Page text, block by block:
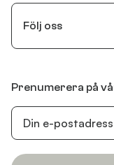
Prenumerera på
Följ oss